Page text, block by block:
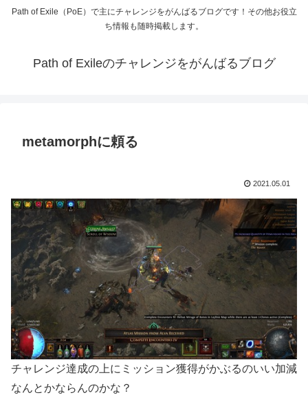
Path of Exile（PoE）で主にチャレンジをがんばるブログです！その他お役立
ち情報も随時掲載します。
Path of Exileのチャレンジをがんばるブログ
metamorphに頼る
2021.05.01
チャレンジ達成の上にミッション獲得がかぶるのいい加減
なんとかならんのかな？